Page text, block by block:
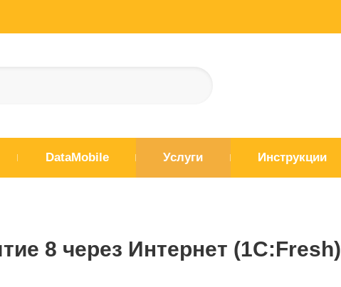
DataMobile Услуги Инструкции
8 через Интернет (1C:Fresh)